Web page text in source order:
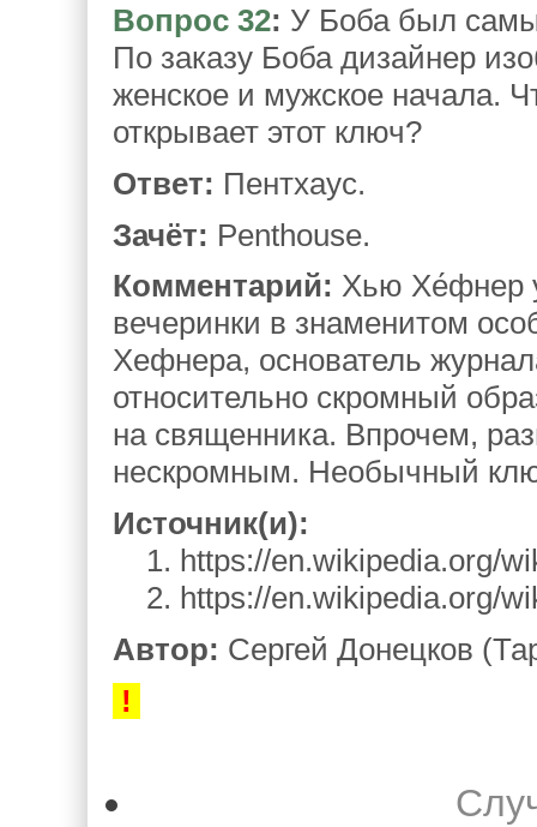
Вопрос 32: У Боба был
По заказу Боба дизайнер
женское и мужское начала.
открывает этот ключ?
Ответ: Пентхаус.
Зачёт: Penthouse.
Комментарий: Хью Хе́фнер
вечеринки в знаменитом
Хефнера, основатель
относительно скромный
на священника. Впрочем,
нескромным. Необычный
Источник(и):
1. https://en.wikipedia.org/
2. https://en.wikipedia.org/
Автор: Сергей Донецков
!